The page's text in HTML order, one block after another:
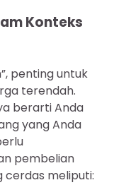
Konteks
penting untuk
terendah.
berarti Anda
yang Anda
pembelian
cerdas meliputi: